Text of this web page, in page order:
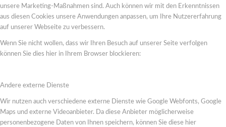
unsere Marketing-Maßnahmen sind. Auch können wir mit den Erkenntnissen
aus diesen Cookies unsere Anwendungen anpassen, um Ihre Nutzererfahrung
auf unserer Webseite zu verbessern.
Wenn Sie nicht wollen, dass wir Ihren Besuch auf unserer Seite verfolgen
können Sie dies hier in Ihrem Browser blockieren:
Andere externe Dienste
Wir nutzen auch verschiedene externe Dienste wie Google Webfonts, Google
Maps und externe Videoanbieter. Da diese Anbieter möglicherweise
personenbezogene Daten von Ihnen speichern, können Sie diese hier